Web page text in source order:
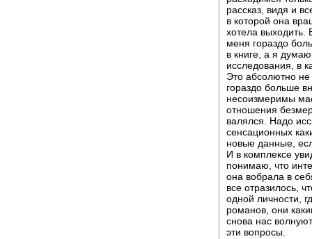
рассказ, видя и
в которой она
хотела выходить.
меня гораздо
в книге, а я
исследования, в
Это абсолютно
гораздо больше
несоизмеримы
отношения
валялся. Надо
сенсационных
новые данные,
И в комплексе
понимаю, что
она вобрала в
все отразилось,
одной личности,
романов, они
снова нас
эти вопросы.